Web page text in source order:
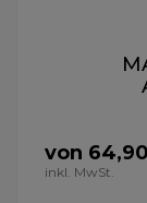
von
inkl. MwSt.